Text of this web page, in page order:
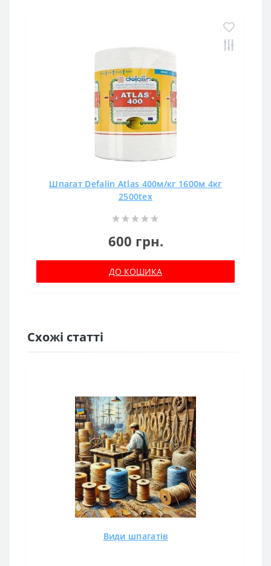
Шпагат Defalin Atlas 400м/кг 1600м 4кг
2500tex
600 грн.
ДО КОШИКА
Схожі статті
Види шпагатів